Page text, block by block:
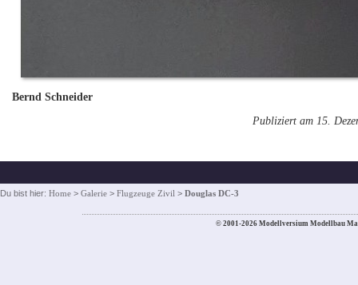
Bernd Schneider
Publiziert am 15.
Du bist hier: Home > Galerie > Flugzeuge Zivil > Douglas DC-3
© 2001-2026 Modellversium Modellbau